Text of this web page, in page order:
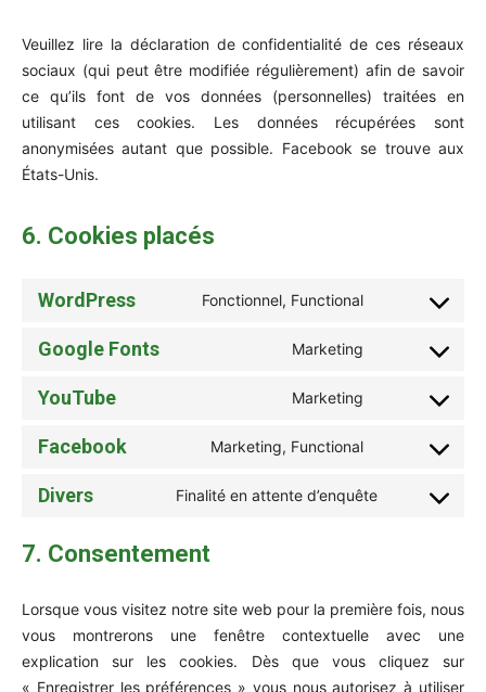
Veuillez lire la déclaration de confidentialité de ces réseaux
sociaux (qui peut être modifiée régulièrement) afin de savoir
ce qu’ils font de vos données (personnelles) traitées en
utilisant ces cookies. Les données récupérées sont
anonymisées autant que possible. Facebook se trouve aux
États-Unis.
6. Cookies placés
WordPress Fonctionnel, Functional
Consent
Google Fonts Marketing
Consent
YouTube Marketing
Consent
Facebook Marketing, Functional
Consent
Divers Finalité en attente d’enquête
Consent
7. Consentement
Lorsque vous visitez notre site web pour la première fois, nous
vous montrerons une fenêtre contextuelle avec une
explication sur les cookies. Dès que vous cliquez sur
« Enregistrer les préférences » vous nous autorisez à utiliser